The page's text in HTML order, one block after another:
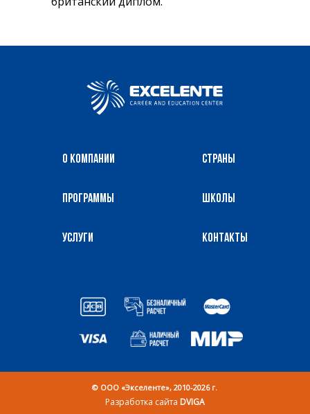
О компании
Программы
Услуги
Страны
Школы
Контакты
© OOO «Экселенте», 2010-2026 г.
Разработка сайта DVIGA